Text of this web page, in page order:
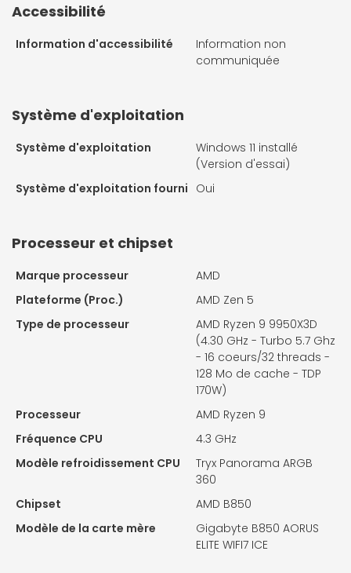
Accessibilité
Information d'accessibilité
Information non
communiquée
Système d'exploitation
Système d'exploitation
Windows 11 installé
(Version d'essai)
Système d'exploitation fourni Oui
Processeur et chipset
Marque processeur
AMD
Plateforme (Proc.)
AMD Zen 5
Type de processeur
AMD Ryzen 9 9950X3D
(4.30 GHz - Turbo 5.7 Ghz
- 16 coeurs/32 threads -
128 Mo de cache - TDP
170W)
Processeur
AMD Ryzen 9
Fréquence CPU
4.3 GHz
Modèle refroidissement CPU
Tryx Panorama ARGB
360
Chipset
AMD B850
Modèle de la carte mère
Gigabyte B850 AORUS
ELITE WIFI7 ICE